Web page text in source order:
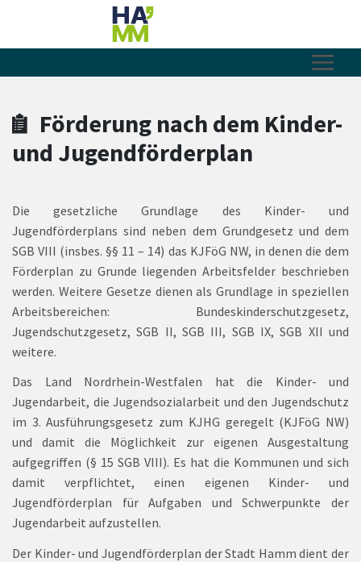
Zum Header
Zum Hauptinhalt
Zum Footer
Zum Hauptinhalt springen
Förderung nach dem Kinder-
und Jugendförderplan
Die gesetzliche Grundlage des Kinder- und
Jugendförderplans sind neben dem Grundgesetz und dem
SGB VIII (insbes. §§ 11 – 14) das KJFöG NW, in denen die dem
Förderplan zu Grunde liegenden Arbeitsfelder beschrieben
werden. Weitere Gesetze dienen als Grundlage in speziellen
Arbeitsbereichen: Bundeskinderschutzgesetz,
Jugendschutzgesetz, SGB II, SGB III, SGB IX, SGB XII und
weitere.
Das Land Nordrhein-Westfalen hat die Kinder- und
Jugendarbeit, die Jugendsozialarbeit und den Jugendschutz
im 3. Ausführungsgesetz zum KJHG geregelt (KJFöG NW)
und damit die Möglichkeit zur eigenen Ausgestaltung
aufgegriffen (§ 15 SGB VIII). Es hat die Kommunen und sich
damit verpflichtet, einen eigenen Kinder- und
Jugendförderplan für Aufgaben und Schwerpunkte der
Jugendarbeit aufzustellen.
Der Kinder- und Jugendförderplan der Stadt Hamm dient der